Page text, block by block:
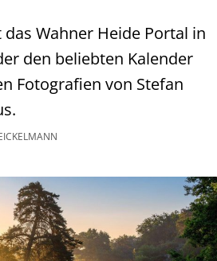
Wahner Heide Portal in
den beliebten Kalender
Fotografien von Stefan